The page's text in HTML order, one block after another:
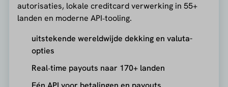
autorisaties, lokale creditcard verwerking in 55+
landen en moderne API‑tooling.
uitstekende wereldwijde dekking en valuta-
opties
Real‑time payouts naar 170+ landen